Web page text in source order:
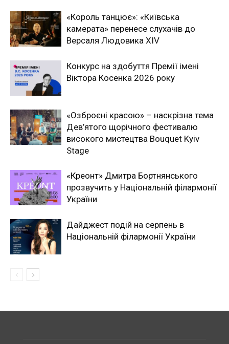
«Король танцює»: «Київська
камерата» перенесе слухачів до
Версаля Людовика XIV
Конкурс на здобуття Премії імені
Віктора Косенка 2026 року
«Озброєні красою» – наскрізна тема
Дев’ятого щорічного фестивалю
високого мистецтва Bouquet Kyiv
Stage
«Креонт» Дмитра Бортнянського
прозвучить у Національній філармонії
України
Дайджест подій на серпень в
Національній філармонії України